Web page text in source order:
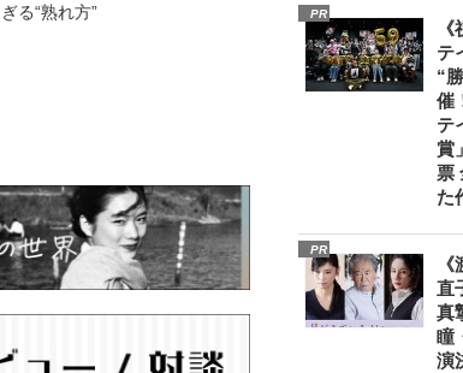
ぎる“熟れ方”
PR
テ
“
催
テ
賞
票
た
PR
直
真
瞳
演